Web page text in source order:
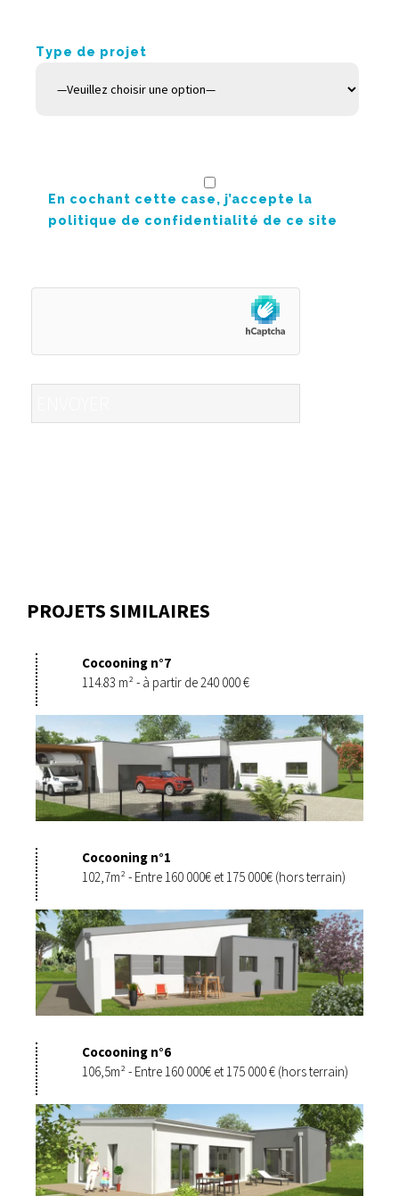
Type de projet
En cochant cette case, j’accepte la
politique de confidentialité de ce site
PROJETS SIMILAIRES
Cocooning n°7
114.83 m² - à partir de 240 000 €
Cocooning n°1
102,7m² - Entre 160 000€ et 175 000€ (hors terrain)
Cocooning n°6
106,5m² - Entre 160 000€ et 175 000 € (hors terrain)